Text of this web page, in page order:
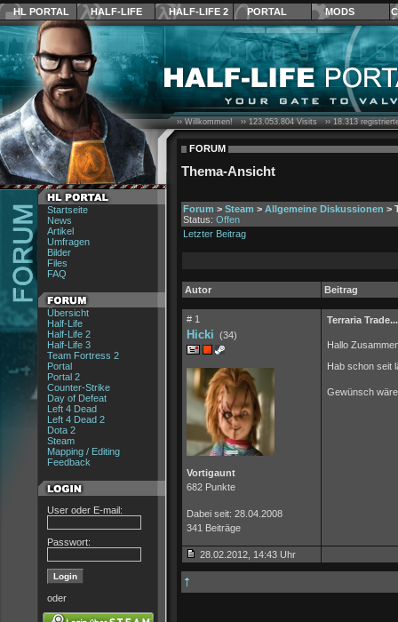
HL PORTAL HALF-LIFE HALF-LIFE 2 PORTAL MODS
Startseite
News
Artikel
Umfragen
Bilder
Files
FAQ
Übersicht
Half-Life
Half-Life 2
Half-Life 3
Team Fortress 2
Portal
Portal 2
Counter-Strike
Day of Defeat
Left 4 Dead
Left 4 Dead 2
Dota 2
Steam
Mapping / Editing
Feedback
User oder E-mail:
Passwort:
oder
›› Willkommen! ››123.053.804Visits ››18.313
FORUM
Thema-Ansicht
Forum > Steam > Allgemeine Diskussionen >
Status: Offen
Letzter Beitrag
Autor Beitrag
# 1
Hicki (34)
Vortigaunt
682 Punkte
Dabei seit: 28.04.2008
341 Beiträge
Terraria Trade...
Hallo
Hab schon seit
Gewünsch
28.02.2012, 14:43 Uhr